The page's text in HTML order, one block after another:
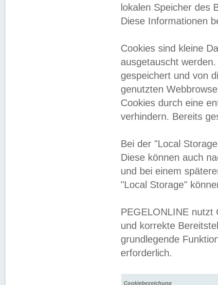
lokalen Speicher des
Diese Informationen
Cookies sind kleine
ausgetauscht
gespeichert und von
genutzten
Cookies durch eine
verhindern. Bereits
Bei der "Local
Diese können auch
und bei einem
"Local Storage"
PEGELONLINE nutzt
und korrekte
grundlegende
erforderlich.
Cookiebezeichung